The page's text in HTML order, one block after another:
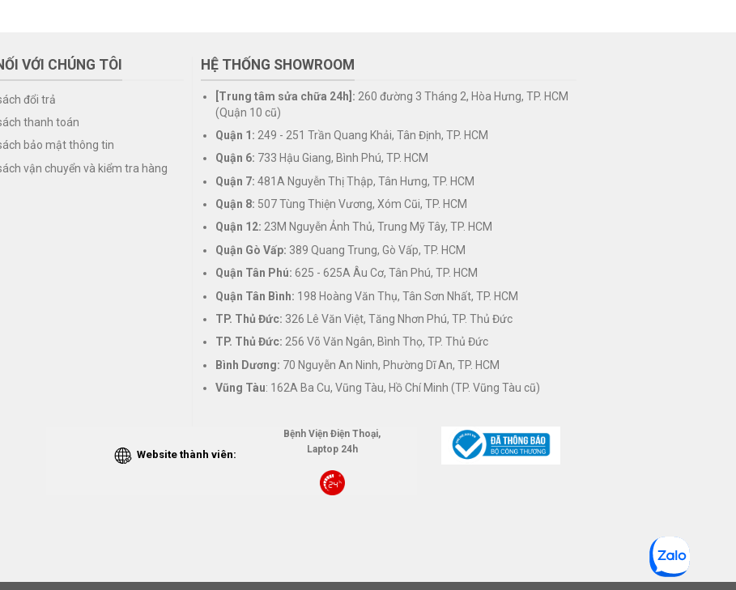
VỚI CHÚNG TÔI
đổi trả
thanh toán
bảo mật thông tin
vận chuyển và kiểm tra hàng
HỆ THỐNG SHOWROOM
[Trung tâm sửa chữa 24h]: 260 đường 3 Tháng 2, Hòa Hưng, TP. HCM
(Quận 10 cũ)
Quận 1: 249 - 251 Trần Quang Khải, Tân Định, TP. HCM
Quận 6: 733 Hậu Giang, Bình Phú, TP. HCM
Quận 7: 481A Nguyễn Thị Thập, Tân Hưng, TP. HCM
Quận 8: 507 Tùng Thiện Vương, Xóm Cũi, TP. HCM
Quận 12: 23M Nguyễn Ảnh Thủ, Trung Mỹ Tây, TP. HCM
Quận Gò Vấp: 389 Quang Trung, Gò Vấp, TP. HCM
Quận Tân Phú: 625 - 625A Âu Cơ, Tân Phú, TP. HCM
Quận Tân Bình: 198 Hoàng Văn Thụ, Tân Sơn Nhất, TP. HCM
TP. Thủ Đức: 326 Lê Văn Việt, Tăng Nhơn Phú, TP. Thủ Đức
TP. Thủ Đức: 256 Võ Văn Ngân, Bình Thọ, TP. Thủ Đức
Bình Dương: 70 Nguyễn An Ninh, Phường Dĩ An, TP. HCM
Vũng Tàu: 162A Ba Cu, Vũng Tàu, Hồ Chí Minh (TP. Vũng Tàu cũ)
Website thành viên:
Bệnh Viện Điện Thoại,
Laptop 24h